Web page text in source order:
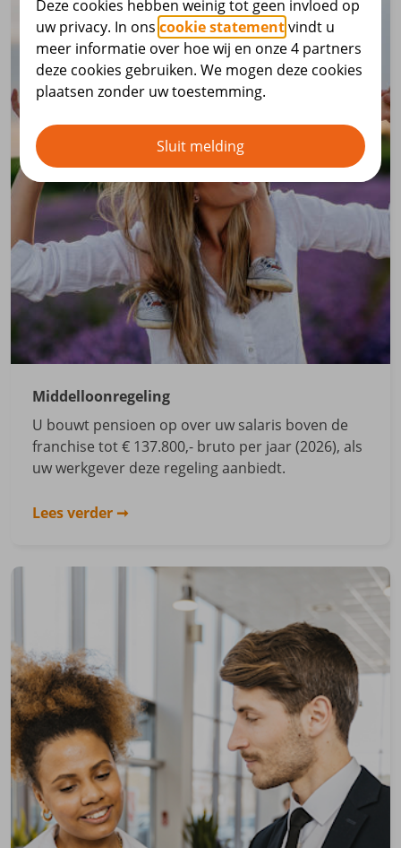
Middelloonregeling
U bouwt pensioen op over uw salaris boven de
franchise tot € 137.800,- bruto per jaar (2026), als
uw werkgever deze regeling aanbiedt.
Lees verder
Deze cookies hebben weinig tot geen invloed op
uw privacy. In onscookie statementvindt u
meer informatie over hoe wij en onze 4 partners
deze cookies gebruiken. We mogen deze cookies
plaatsen zonder uw toestemming.
Sluit melding